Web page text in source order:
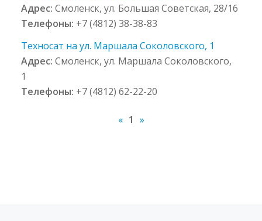
Адрес:Смоленск, ул. Большая Советская, 28/16
Телефоны: +7 (4812) 38-38-83
Техносат на ул. Маршала Соколовского, 1
Адрес:Смоленск, ул. Маршала Соколовского,
1
Телефоны: +7 (4812) 62-22-20
« 1 »